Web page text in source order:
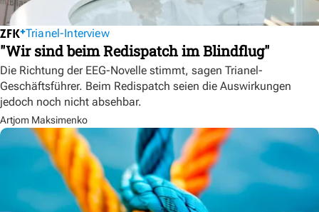
Trianel-Interview
"Wir sind beim Redispatch im Blindflug"
Die Richtung der EEG-Novelle stimmt, sagen Trianel-
Geschäftsführer. Beim Redispatch seien die Auswirkungen
jedoch noch nicht absehbar.
Artjom Maksimenko